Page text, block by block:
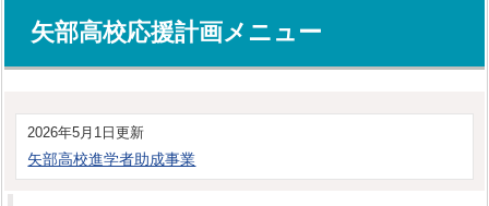
矢部高校応援計画メニュー
2026年5月1日更新
矢部高校進学者助成事業